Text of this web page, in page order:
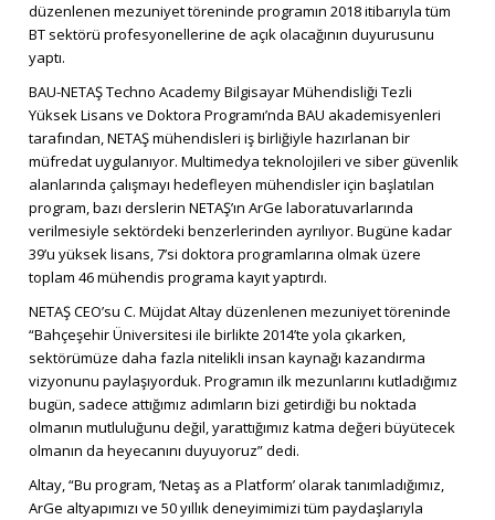
düzenlenen mezuniyet töreninde programın 2018 itibarıyla tüm
BT sektörü profesyonellerine de açık olacağının duyurusunu
yaptı.
BAU-NETAŞ Techno Academy Bilgisayar Mühendisliği Tezli
Yüksek Lisans ve Doktora Programı’nda BAU akademisyenleri
tarafından, NETAŞ mühendisleri iş birliğiyle hazırlanan bir
müfredat uygulanıyor. Multimedya teknolojileri ve siber güvenlik
alanlarında çalışmayı hedefleyen mühendisler için başlatılan
program, bazı derslerin NETAŞ’ın ArGe laboratuvarlarında
verilmesiyle sektördeki benzerlerinden ayrılıyor. Bugüne kadar
39’u yüksek lisans, 7’si doktora programlarına olmak üzere
toplam 46 mühendis programa kayıt yaptırdı.
NETAŞ CEO’su C. Müjdat Altay düzenlenen mezuniyet töreninde
“Bahçeşehir Üniversitesi ile birlikte 2014’te yola çıkarken,
sektörümüze daha fazla nitelikli insan kaynağı kazandırma
vizyonunu paylaşıyorduk. Programın ilk mezunlarını kutladığımız
bugün, sadece attığımız adımların bizi getirdiği bu noktada
olmanın mutluluğunu değil, yarattığımız katma değeri büyütecek
olmanın da heyecanını duyuyoruz” dedi.
Altay, “Bu program, ‘Netaş as a Platform’ olarak tanımladığımız,
ArGe altyapımızı ve 50 yıllık deneyimimizi tüm paydaşlarıyla